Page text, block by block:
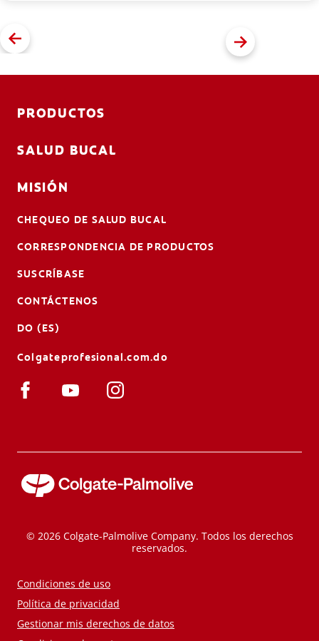
PRODUCTOS
SALUD BUCAL
MISIÓN
CHEQUEO DE SALUD BUCAL
CORRESPONDENCIA DE PRODUCTOS
SUSCRÍBASE
CONTÁCTENOS
DO (ES)
Colgateprofesional.com.do
© 2026 Colgate-Palmolive Company. Todos los derechos
reservados.
Condiciones de uso
Política de privacidad
Gestionar mis derechos de datos